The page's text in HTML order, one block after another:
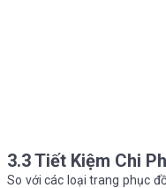
3.3 Tiết Kiệm Chi
So với các loại trang phục